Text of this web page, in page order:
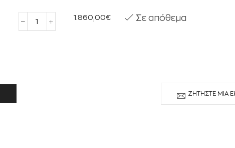
1.860,00€ Σε απόθεμα
ΖΗΤΉΣΤΕ ΜΙΑ